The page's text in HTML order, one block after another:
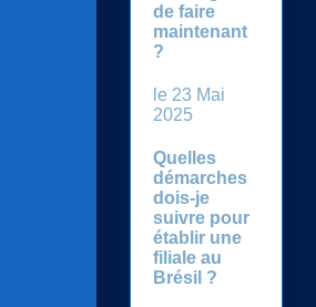
de faire
maintenant
?
le 23 Mai
2025
Quelles
démarches
dois-je
suivre pour
établir une
filiale au
Brésil ?